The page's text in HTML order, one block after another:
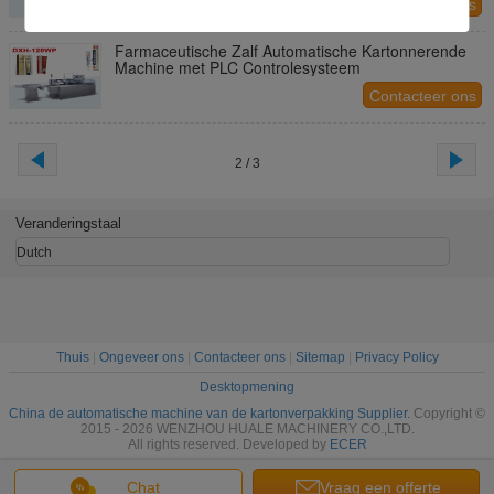
Contacteer ons
Farmaceutische Zalf Automatische Kartonnerende
Machine met PLC Controlesysteem
Contacteer ons
2 / 3
Chat Vraag een offerte
Veranderingstaal
Dutch
Thuis| Ongeveer ons| Contacteer ons| Sitemap
Privacy Policy
Desktopmening
China de automatische machine van de kartonverpakking Supplier. Copyright ©
2015 - 2026 WENZHOU HUALE MACHINERY CO.,LTD.
All rights reserved. Developed by ECER